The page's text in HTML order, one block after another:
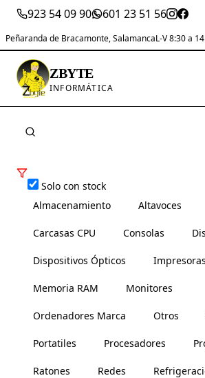
923 54 09 90 601 23 51 56
Peñaranda de Bracamonte, SalamancaL-V 8:30 a
ZBYTE
INFORMÁTICA
Solo con stock
Almacenamiento
Altavoces
Carcasas CPU Consolas
Dispositivos Ópticos
Memoria RAM Monitores
Ordenadores Marca Otros
Portatiles Procesadores
Ratones Redes